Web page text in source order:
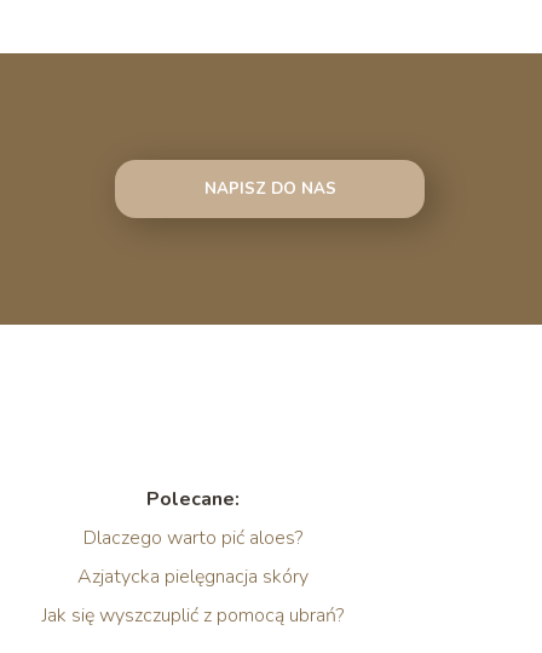
NAPISZ DO NAS
Polecane:
Dlaczego warto pić aloes?
Azjatycka pielęgnacja skóry
Jak się wyszczuplić z pomocą ubrań?